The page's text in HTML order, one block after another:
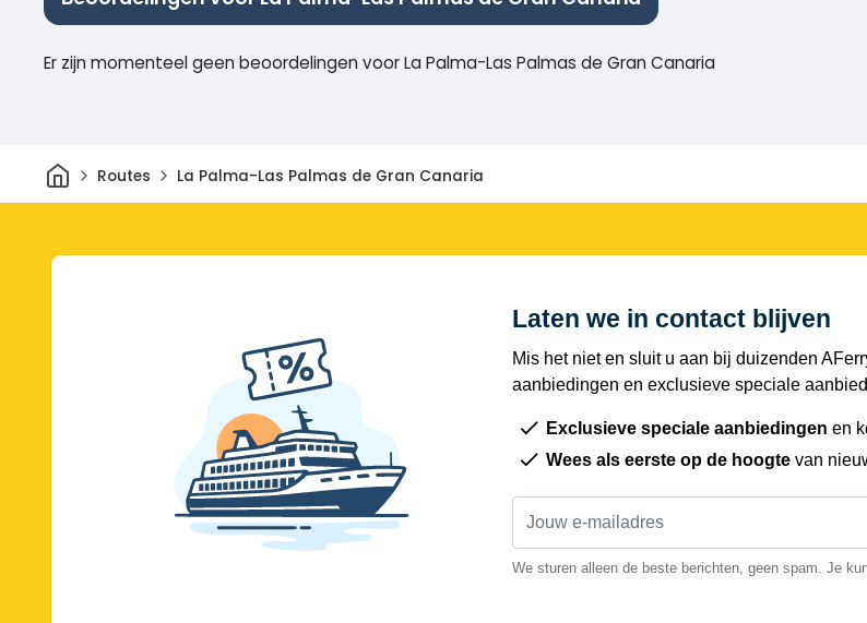
Er zijn momenteel geen beoordelingen voor La Palma-Las Palmas de Gran Canaria
ThuisRoutes La Palma-Las Palmas de Gran Canaria
Laten we in contact blijven
Mis het niet en sluit u aan bij duizenden
aanbiedingen en exclusieve speciale
Exclusieve speciale aanbiedingen en
Wees als eerste op de hoogte van
We sturen alleen de beste berichten, geen spam. Je